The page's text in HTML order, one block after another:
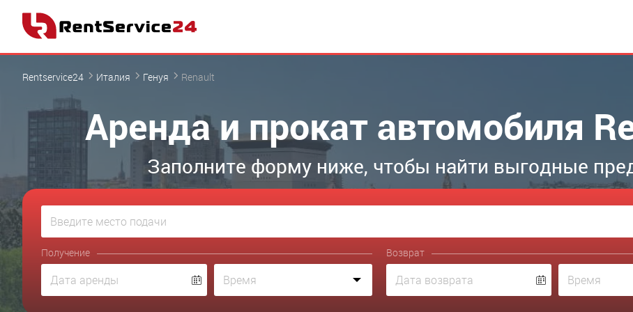
Rentservice24 Италия Генуя Renault
Аренда и прокат автомобиля
Заполните форму ниже, чтобы найти выгодные
Получение Возврат